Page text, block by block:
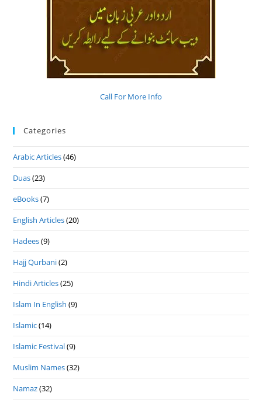
Call For More Info
Categories
Arabic Articles(46)
Duas(23)
eBooks(7)
English Articles(20)
Hadees(9)
Hajj Qurbani(2)
Hindi Articles(25)
Islam In English (9)
Islamic(14)
Islamic Festival(9)
Muslim Names(32)
Namaz(32)